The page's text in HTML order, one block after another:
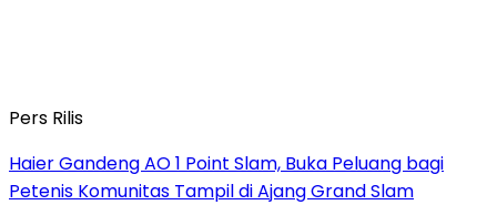
Pers Rilis
Haier Gandeng AO 1 Point Slam, Buka Peluang bagi
Petenis Komunitas Tampil di Ajang Grand Slam